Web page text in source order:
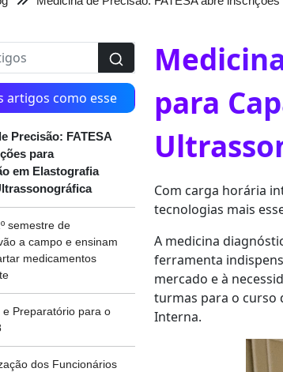
artigos como esse
Precisão: FATESA
para
em Elastografia
semestre de
a campo e ensinam
medicamentos
e Preparatório para o
dos Funcionários
para
Com carga horária
tecnologias mais
A medicina
ferramenta
mercado e à
turmas para o curso
Interna.